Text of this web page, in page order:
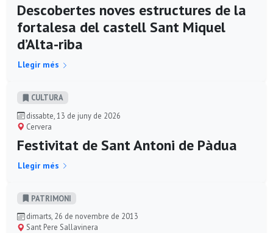
Descobertes noves estructures de la
fortalesa del castell Sant Miquel
d’Alta-riba
Llegir més
CULTURA
dissabte, 13 de juny de 2026
Cervera
Festivitat de Sant Antoni de Pàdua
Llegir més
PATRIMONI
dimarts, 26 de novembre de 2013
Sant Pere Sallavinera